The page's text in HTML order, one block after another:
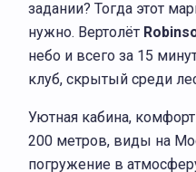
задании? Тогда этот
нужно. Вертолёт
небо и всего за 15
клуб, скрытый среди
Уютная кабина,
200 метров, виды на
погружение в